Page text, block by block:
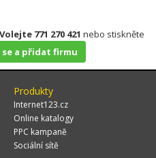
Volejte 771 270 421 nebo stiskněte
a přidat firmu
Produkty
Internet123.cz
Online katalogy
PPC kampaně
Sociální sítě